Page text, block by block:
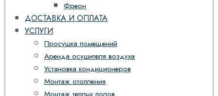
Фреон
ДОСТАВКА И ОПЛАТА
УСЛУГИ
Просушка помещений
Аренда осушителя воздуха
Установка кондиционеров
Монтаж отопления